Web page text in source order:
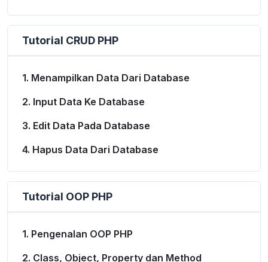
Tutorial CRUD PHP
1. Menampilkan Data Dari Database
2. Input Data Ke Database
3. Edit Data Pada Database
4. Hapus Data Dari Database
Tutorial OOP PHP
1. Pengenalan OOP PHP
2. Class, Object, Property dan Method